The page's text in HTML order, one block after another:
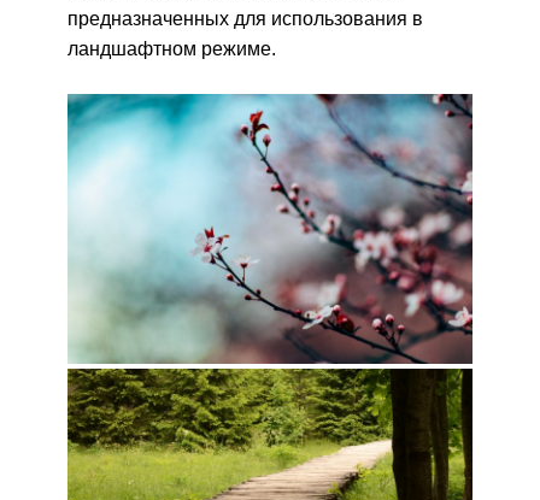
предназначенных для использования в
ландшафтном режиме.